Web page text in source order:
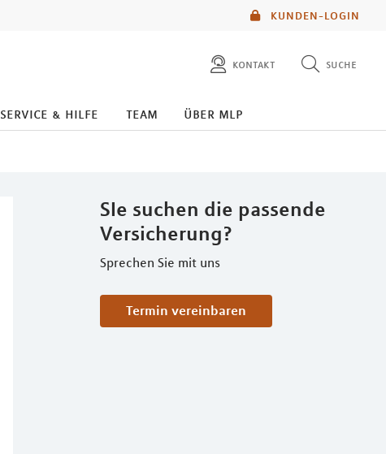
KUNDEN-LOGIN
kontakt
kontakt
suche
diese website durchsuchen
service & hilfe team über mlp
SIe suchen die passende
Versicherung?
Sprechen Sie mit uns
Termin vereinbaren